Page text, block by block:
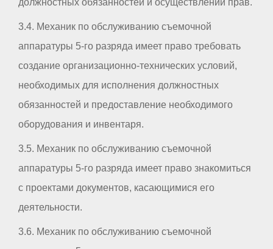
должностных обязанностей и осуществлении прав.
3.4. Механик по обслуживанию съемочной
аппаратуры 5-го разряда имеет право требовать
создание организационно-технических условий,
необходимых для исполнения должностных
обязанностей и предоставление необходимого
оборудования и инвентаря.
3.5. Механик по обслуживанию съемочной
аппаратуры 5-го разряда имеет право знакомиться
с проектами документов, касающимися его
деятельности.
3.6. Механик по обслуживанию съемочной